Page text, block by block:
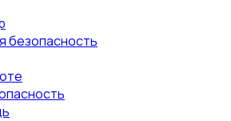
безопасность